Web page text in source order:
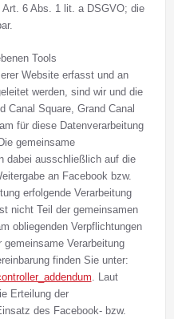
6 Abs. 1 lit. a DSGVO; die
Tools
Website erfasst und an
werden, sind wir und die
Canal Square, Grand Canal
für diese Datenverarbeitung
gemeinsame
dabei ausschließlich auf die
an Facebook bzw.
erfolgende Verarbeitung
nicht Teil der gemeinsamen
obliegenden Verpflichtungen
gemeinsame Verarbeitung
finden Sie unter:
. Laut
Erteilung der
des Facebook- bzw.